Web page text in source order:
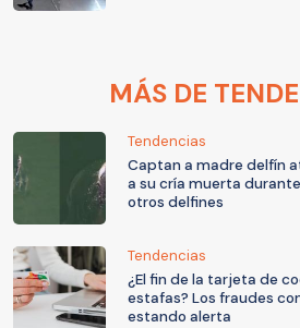
MÁS DE
Tendencias
Captan a madre delfín
a su cría muerta
otros delfines
Tendencias
¿El fin de la tarjeta de
estafas? Los fraudes
estando alerta